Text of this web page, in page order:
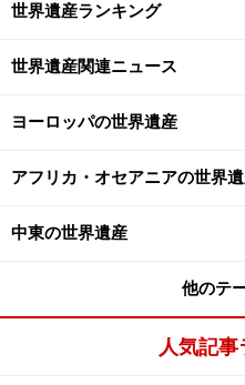
ヒンドゥー建築の影響が残る
塔は高さ約73mで、1日5回
ミナレットとしては世界一高
インド半島では仏教やジ
世界遺産も多く、仏教で
建造物群」やネパールの
ンドゥー教ではインドの
ハーバリプラムの建造物
世界遺産ランキング
世界遺産関連ニュース
ヨーロッパの世界遺産
アフリカ・オセアニアの世界
中東の世界遺産
他のテ
人気記